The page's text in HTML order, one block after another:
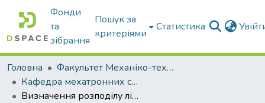
Фонди
та
зібрання
Пошук за
критеріями
Статистика
Головна
Факультет Механіко-технологічний
Кафедра мехатронних систем тракторів та сільскогосподарських машин
Визначення розподілу лінійної щільності мас підщеп плодових культур по довжині